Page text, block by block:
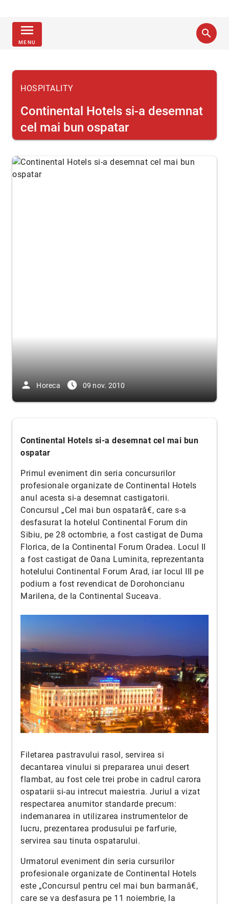
menu
MENU
search
HOSPITALITY
Continental Hotels si-a desemnat
cel mai bun ospatar
person Horeca access_time_filled 09 nov. 2010
Continental Hotels si-a desemnat cel mai bun
ospatar
Primul eveniment din seria concursurilor
profesionale organizate de Continental Hotels
anul acesta si-a desemnat castigatorii.
Concursul „Cel mai bun ospatarâ€, care s-a
desfasurat la hotelul Continental Forum din
Sibiu, pe 28 octombrie, a fost castigat de Duma
Florica, de la Continental Forum Oradea. Locul II
a fost castigat de Oana Luminita, reprezentanta
hotelului Continental Forum Arad, iar locul III pe
podium a fost revendicat de Dorohoncianu
Marilena, de la Continental Suceava.
Filetarea pastravului rasol, servirea si
decantarea vinului si prepararea unui desert
flambat, au fost cele trei probe in cadrul carora
ospatarii si-au intrecut maiestria. Juriul a vizat
respectarea anumitor standarde precum:
indemanarea in utilizarea instrumentelor de
lucru, prezentarea produsului pe farfurie,
servirea sau tinuta ospatarului.
Urmatorul eveniment din seria cursurilor
profesionale organizate de Continental Hotels
este „Concursul pentru cel mai bun barmanâ€,
care se va desfasura pe 11 noiembrie, la